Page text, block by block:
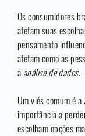
Os consumidores
afetam suas
pensamento
afetam como as
a análise de dados.
Um viés comum é a
importância a
escolham opções